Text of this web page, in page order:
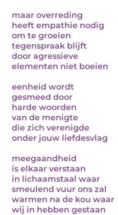
maar overreding
heeft empathie nodig
om te groeien
tegenspraak blijft
door agressieve
elementen niet boeien
eenheid wordt
gesmeed door
harde woorden
van de menigte
die zich verenigde
onder jouw liefdesvlag
meegaandheid
is elkaar verstaan
in lichaamstaal waar
smeulend vuur ons zal
warmen na de kou waar
wij in hebben gestaan